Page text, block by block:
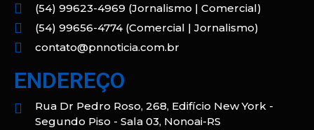
(54) 99623-4969 (Jornalismo | Comercial)
(54) 99656-4774 (Comercial | Jornalismo)
contato@pnnoticia.com.br
ENDEREÇO
Rua Dr Pedro Roso, 268, Edifício New York -
Segundo Piso - Sala 03, Nonoai-RS